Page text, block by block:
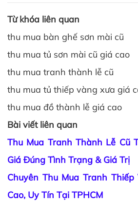
Từ khóa liên quan
thu mua bàn ghế sơn mài cũ
thu mua tủ sơn mài cũ giá cao
thu mua tranh thành lễ cũ
thu mua tủ thiếp vàng xưa giá
thu mua đồ thành lễ giá cao
Bài viết liên quan
Thu Mua Tranh Thành Lễ Cũ
Giá Đúng Tình Trạng & Giá Trị
Chuyên Thu Mua Tranh
Cao, Uy Tín Tại TPHCM